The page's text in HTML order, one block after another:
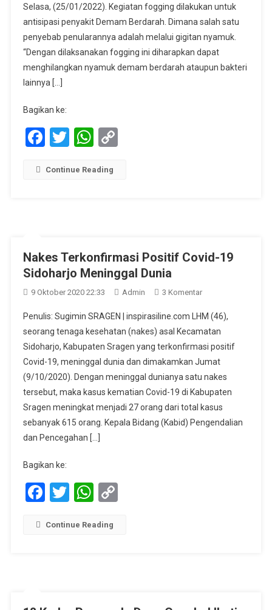
Polsek
Jiken
Bersama
Selasa, (25/01/2022). Kegiatan fogging dilakukan untuk
antisipasi penyakit Demam Berdarah. Dimana salah satu
penyebab penularannya adalah melalui gigitan nyamuk.
“Dengan dilaksanakan fogging ini diharapkan dapat
menghilangkan nyamuk demam berdarah ataupun bakteri
lainnya […]
Bagikan ke:
Facebook
TwitterWhatsApp
Copy
Continue Reading
Nakes Terkonfirmasi Positif Covid-19
Sidoharjo Meninggal Dunia
9 Oktober 2020 22:33 Admin 3 KomentarPada
Terkonfirmasi
Positif
Covid-
19
Sidoharjo
Meninggal
Dunia
Penulis: Sugimin SRAGEN | inspirasiline.com LHM (46),
seorang tenaga kesehatan (nakes) asal Kecamatan
Sidoharjo, Kabupaten Sragen yang terkonfirmasi positif
Covid-19, meninggal dunia dan dimakamkan Jumat
(9/10/2020). Dengan meninggal dunianya satu nakes
tersebut, maka kasus kematian Covid-19 di Kabupaten
Sragen meningkat menjadi 27 orang dari total kasus
sebanyak 615 orang. Kepala Bidang (Kabid) Pengendalian
dan Pencegahan […]
Bagikan ke:
Facebook
TwitterWhatsApp
Copy
Continue Reading